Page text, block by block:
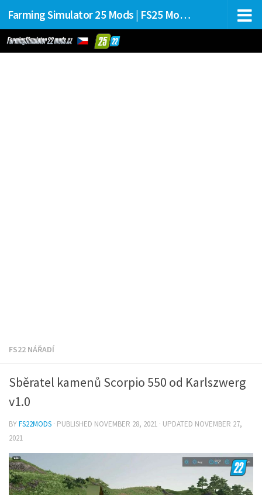
Farming Simulator 25 Mods | FS25 Mods Stahování
FS22 NÁŘADÍ
Sběratel kamenů Scorpio 550 od Karlszwerg
v1.0
BYFS22MODS · PUBLISHED NOVEMBER 28, 2021 · UPDATED NOVEMBER 27,
2021